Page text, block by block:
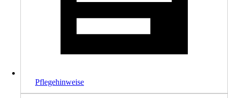
Pflegehinweise